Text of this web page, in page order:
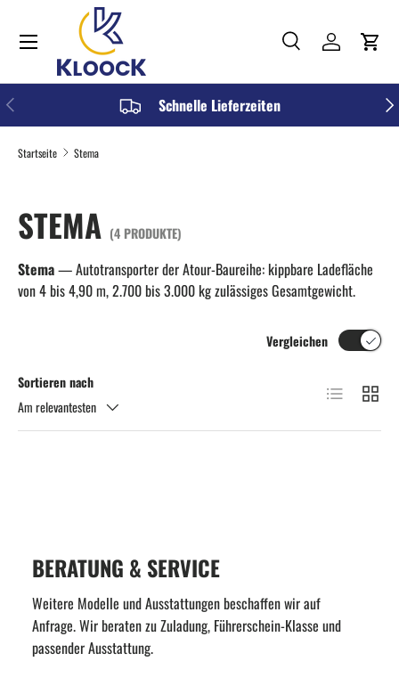
DIREKT ZUM INHALT
Suchen
Art
Suche Einloggen
Menü
VORHERIGE Schnelle Lieferzeiten
Startseite Stema
STEMA (4 PRODUKTE)
Stema— Autotransporter der Atour-Baureihe: kippbare Ladefläche
von 4 bis 4,90 m, 2.700 bis 3.000 kg zulässiges Gesamtgewicht.
Sortieren nach
Am relevantesten
Vergleichen
Produktliste
BERATUNG & SERVICE
Weitere Modelle und Ausstattungen beschaffen wir auf
Anfrage. Wir beraten zu Zuladung, Führerschein-Klasse und
passender Ausstattung.